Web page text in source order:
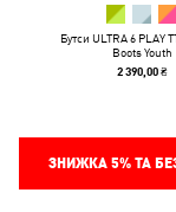
Бутси ULTRA 6 PLAY
Boots Youth
2 390,00 ₴
ЗНИЖКА 5%ТА